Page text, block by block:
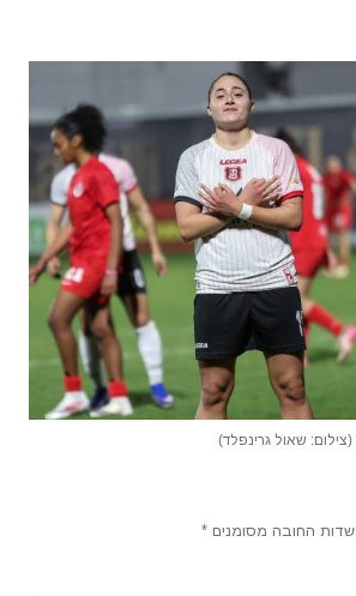
שאול גרינפלד)
שדות החובה מסומנים *